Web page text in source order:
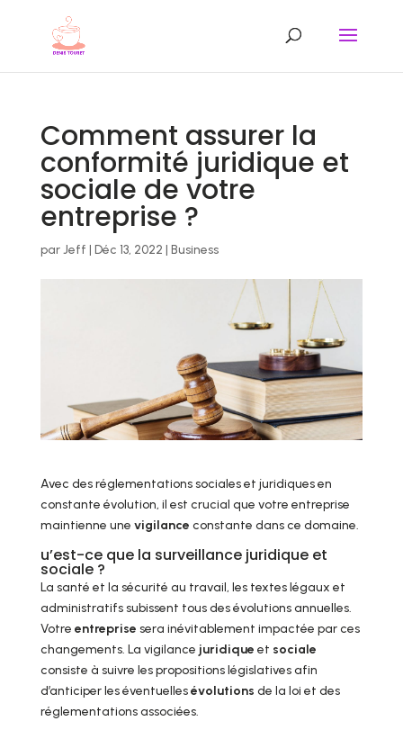
Comment assurer la
conformité juridique et
sociale de votre
entreprise ?
parJeff | Déc 13, 2022 | Business
Avec des réglementations sociales et juridiques en
constante évolution, il est crucial que votre entreprise
maintienne une vigilance constante dans ce domaine.
u’est-ce que la surveillance juridique et
sociale ?
La santé et la sécurité au travail, les textes légaux et
administratifs subissent tous des évolutions annuelles.
Votre entreprise sera inévitablement impactée par ces
changements. La vigilance juridique et sociale
consiste à suivre les propositions législatives afin
d’anticiper les éventuellesévolutions de la loi et des
réglementations associées.